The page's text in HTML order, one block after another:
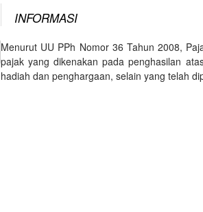
INFORMASI
Menurut UU PPh Nomor 36 Tahun 2008,
pajak yang dikenakan pada penghasilan
hadiah dan penghargaan, selain yang telah